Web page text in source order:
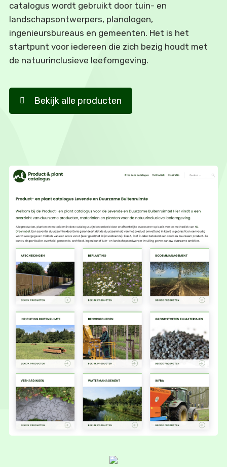
catalogus wordt gebruikt door tuin- en
landschapsontwerpers, planologen,
ingenieursbureaus en gemeenten. Het is het
startpunt voor iedereen die zich bezig houdt met
de natuurinclusieve leefomgeving.
Bekijk alle producten